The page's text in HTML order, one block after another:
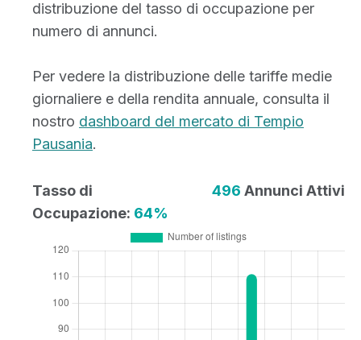
distribuzione del tasso di occupazione per
numero di annunci.
Per vedere la distribuzione delle tariffe medie
giornaliere e della rendita annuale, consulta il
nostro dashboard del mercato di Tempio
Pausania.
Tasso di
Occupazione: 64%
496 Annunci Attivi